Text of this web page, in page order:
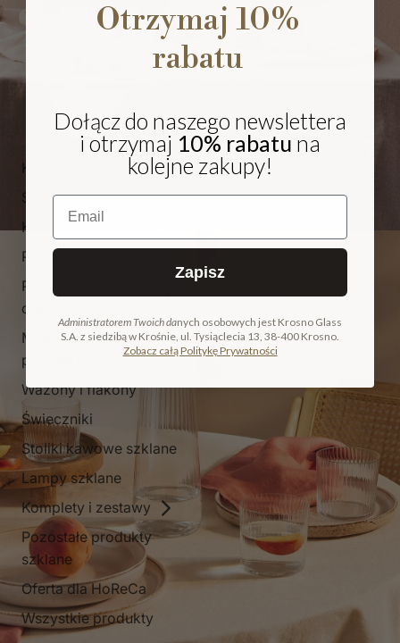
Kieliszki i pokale
Szklanki
Karafki i dzbanki
Patery
Pojemniki i
cukiernice
Miski, salaterki i
pucharki
Wazony i flakony
Świeczniki
Stoliki kawowe szklane
Lampy szklane
Komplety i zestawy
Pozostałe produkty
szklane
Oferta dla HoReCa
Wszystkie produkty
NA PREZENT
COLLECTION
Otrzymaj 10%
rabatu
Dołącz do naszego newslettera
i otrzymaj 10% rabatu na
kolejne zakupy!
Email
Zapisz
Administratorem Twoich danych osobowych jest Krosno Glass
S.A. z siedzibą w Krośnie, ul. Tysiąclecia 13, 38-400 Krosno.
Zobacz całą Politykę Prywatności